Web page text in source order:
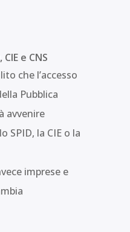
e CNS
che l’accesso
Pubblica
avvenire
SPID, la CIE o la
imprese e